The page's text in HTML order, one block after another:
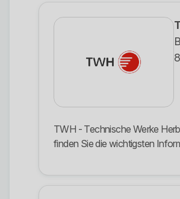
TWH - Technische Werke
finden Sie die wichtigsten